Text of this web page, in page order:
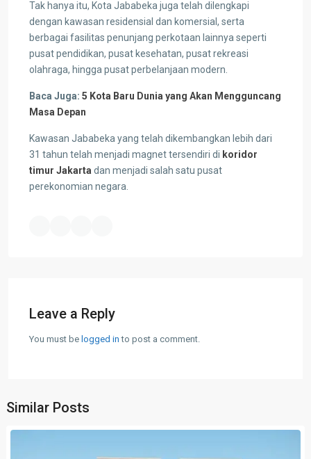
Tak hanya itu, Kota Jababeka juga telah dilengkapi
dengan kawasan residensial dan komersial, serta
berbagai fasilitas penunjang perkotaan lainnya seperti
pusat pendidikan, pusat kesehatan, pusat rekreasi
olahraga, hingga pusat perbelanjaan modern.
Baca Juga: 5 Kota Baru Dunia yang Akan Mengguncang
Masa Depan
Kawasan Jababeka yang telah dikembangkan lebih dari
31 tahun telah menjadi magnet tersendiri di koridor
timur Jakarta dan menjadi salah satu pusat
perekonomian negara.
Leave a Reply
You must be logged in to post a comment.
Similar Posts